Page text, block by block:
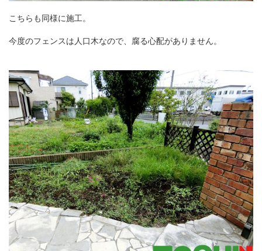
こちらも同様に施工。
今度のフェンスは人口木なので、腐る心配がありません。